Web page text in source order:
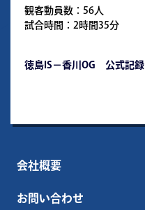
観客動員数：56人
試合時間：2時間35分
徳島IS－香川OG 公式記録
会社概要
お問い合わせ